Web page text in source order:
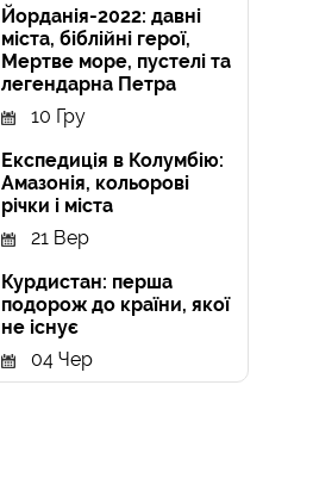
Йорданія-2022: давні
міста, біблійні герої,
Мертве море, пустелі та
легендарна Петра
10 Гру
Експедиція в Колумбію:
Амазонія, кольорові
річки і міста
21 Вер
Курдистан: перша
подорож до країни, якої
не існує
04 Чер